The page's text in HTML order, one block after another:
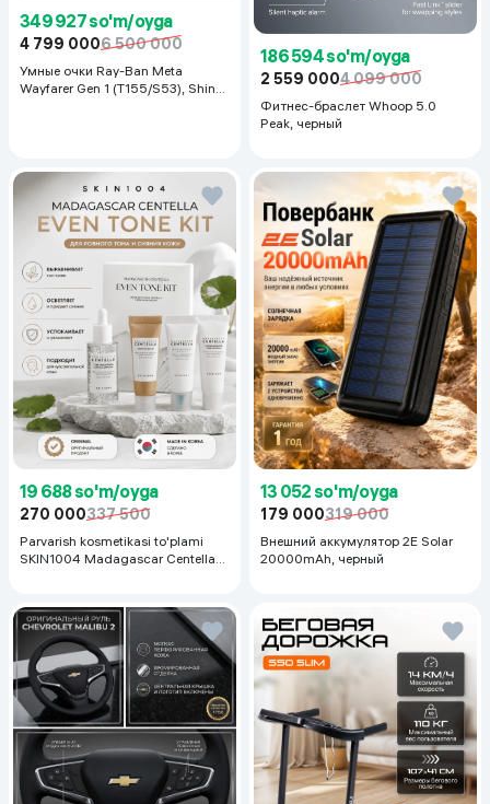
349 927 so'm/oyga
4 799 0006 500 000
Умные очки Ray-Ban Meta
Wayfarer Gen 1 (T155/S53), Shiny
186 594 so'm/oyga
2 559 0004 099 000
Фитнес-браслет Whoop 5.0
Peak, черный
19 688 so'm/oyga
270 000337 500
Parvarish kosmetikasi to'plami
SKIN1004 Madagascar Centella
13 052 so'm/oyga
179 000319 000
Внешний аккумулятор 2E Solar
20000mAh, черный